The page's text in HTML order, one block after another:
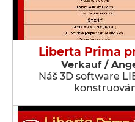
Liberta Prima
Verkauf /
Náš 3D software